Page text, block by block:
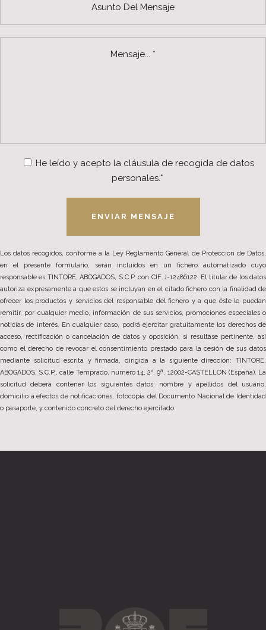
He leído y acepto la cláusula de recogida de datos
personales.*
Los datos recogidos, conforme a la Ley Reglamento General de Protección de Datos,
en el presente formulario, serán incluidos en un fichero automatizado cuyo
responsable es TINTORE, ABOGADOS, S.C.P. con CIF J-12486122. El titular de los datos
autoriza expresamente a que estos se incluyan en el citado fichero con la finalidad de
ofrecer los productos y servicios del responsable del fichero y a que éste le puedan
remitir, por cualquier medio, información de sus servicios, promociones especiales o
noticias de interés. En cualquier caso, podrá ejercitar gratuitamente los derechos de
acceso, rectificación o cancelación de datos y oposición, si resultase pertinente, así
como el derecho de revocar el consentimiento prestado para la cesión de sus datos
mediante solicitud escrita y firmada, dirigida a la siguiente dirección: TINTORE,
ABOGADOS, S.C.P., calle Temprado, numero 14, 2º, 9ª, 12002-CASTELLON (España). La
solicitud deberá contener los siguientes datos: nombre y apellidos del usuario,
domicilio a efectos de notificaciones, fotocopia del Documento Nacional de Identidad
o pasaporte, y contenido concreto del derecho ejercitado.